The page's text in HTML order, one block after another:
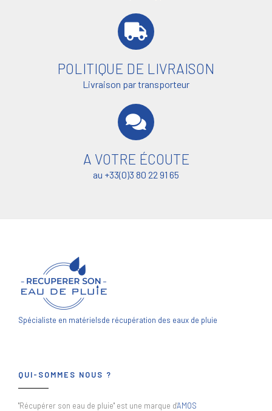
POLITIQUE DE LIVRAISON
Livraison par transporteur
A VOTRE ÉCOUTE
au +33(0)3 80 22 91 65
Spécialiste en matérielsde récupération des eaux de pluie
QUI-SOMMES NOUS ?
"Récupérer son eau de pluie" est une marque d'AMOS